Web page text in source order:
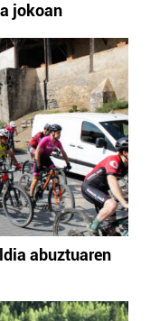
jokoan
abuztuaren